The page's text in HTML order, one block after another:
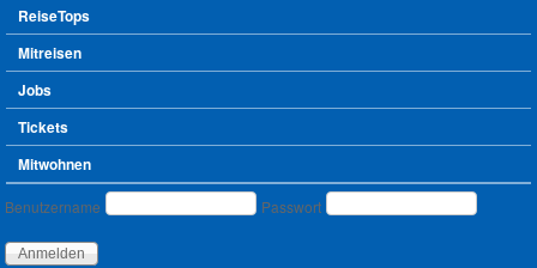
ReiseTops
Mitreisen
Jobs
Tickets
Mitwohnen
Benutzeranmeldung
Benutzername Passwort